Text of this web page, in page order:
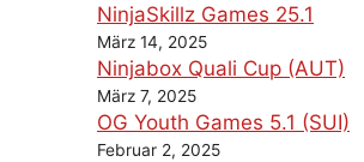
NinjaSkillz Games 25.1
März 14, 2025
Ninjabox Quali Cup (AUT)
März 7, 2025
OG Youth Games 5.1 (SUI)
Februar 2, 2025